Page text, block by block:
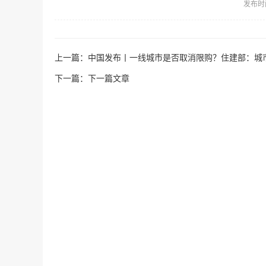
发布
上一篇： 中国发布丨一线城市是否取消限购？住建部：城
下一篇： 下一篇文章